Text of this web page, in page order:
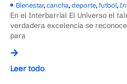
Bienestar,cancha,deporte,futbol,
En el Interbarrial El Universo el
verdadera excelencia se
para
Leer todo